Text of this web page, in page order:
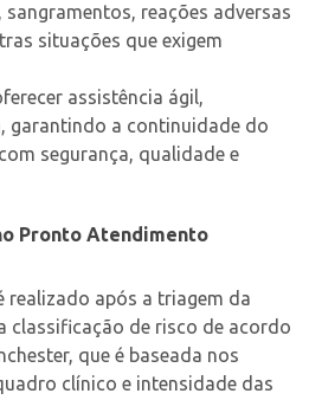
reações adversas
situações que exigem
assistência ágil,
garantindo a continuidade do
segurança, qualidade e
Pronto Atendimento
realizado após a triagem da
classificação de risco de acordo
que é baseada nos
clínico e intensidade das